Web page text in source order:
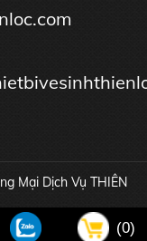
Mại Dịch Vụ THIÊN
truy cập: 16959113
(0)